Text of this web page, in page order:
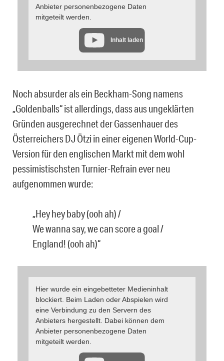
Anbieter personenbezogene Daten
mitgeteilt werden.
Inhalt laden
Noch absurder als ein Beckham-Song namens
„Goldenballs“ ist allerdings, dass aus ungeklärten
Gründen ausgerechnet der Gassenhauer des
Österreichers DJ Ötzi in einer eigenen World-Cup-
Version für den englischen Markt mit dem wohl
pessimistischsten Turnier-Refrain ever neu
aufgenommen wurde:
„Hey hey baby (ooh ah) /
We wanna say, we can score a goal /
England! (ooh ah)“
Hier wurde ein eingebetteter Medieninhalt
blockiert. Beim Laden oder Abspielen wird
eine Verbindung zu den Servern des
Anbieters hergestellt. Dabei können dem
Anbieter personenbezogene Daten
mitgeteilt werden.